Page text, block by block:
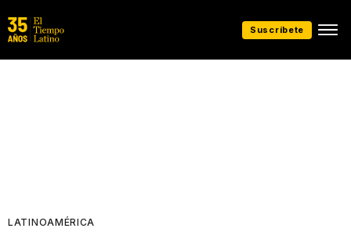
Suscríbete
LATINOAMÉRICA